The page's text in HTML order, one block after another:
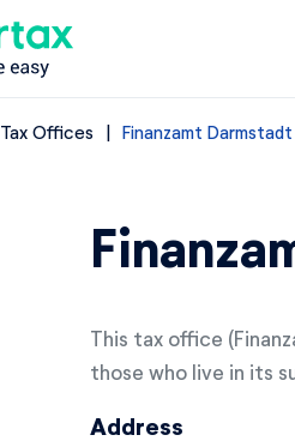
Tax Offices Finanzamt Darmstadt
This tax office
those who live in its
Address